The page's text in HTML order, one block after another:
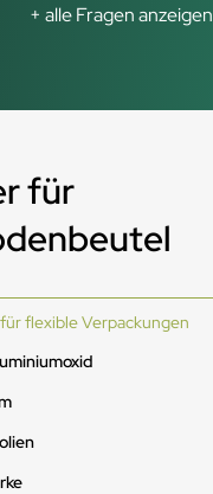
+ alle Fragen anzeigen
für
flexible Verpackungen